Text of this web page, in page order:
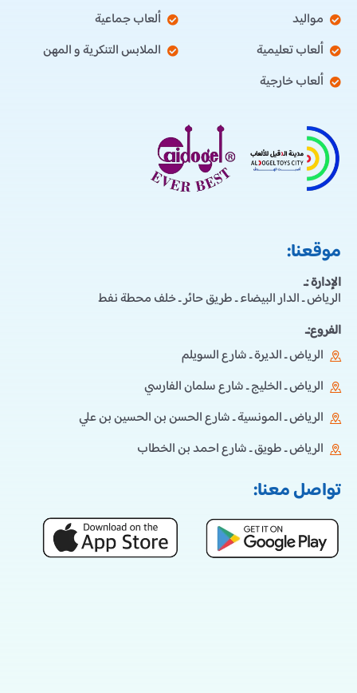
مواليد
ألعاب تعليمية
ألعاب خارجية
ألعاب جماعية
الملابس التنكرية و المهن
موقعنا:
الإدارة :ـ
الرياض ـ الدار البيضاء ـ طريق حائر ـ خلف محطة نفط
الفروع:ـ
الرياض ـ الديرة ـ شارع السويلم
الرياض ـ الخليج ـ شارع سلمان الفارسي
الرياض ـ المونسية ـ شارع الحسن بن الحسين بن علي
الرياض ـ طويق ـ شارع احمد بن الخطاب
تواصل معنا: